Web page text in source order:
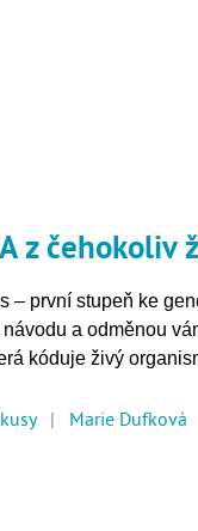
z čehokoliv
– první stupeň ke
a odměnou
kóduje živý
| Marie Dufková